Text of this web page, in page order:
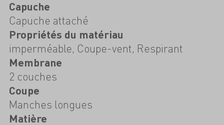
Capuche
Capuche attaché
Propriétés du matériau
imperméable, Coupe-vent, Respirant
Membrane
2 couches
Coupe
Manches longues
Matière